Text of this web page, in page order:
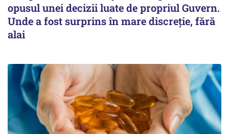
opusul unei decizii luate de propriul Guvern.
Unde a fost surprins în mare discreție, fără
alai